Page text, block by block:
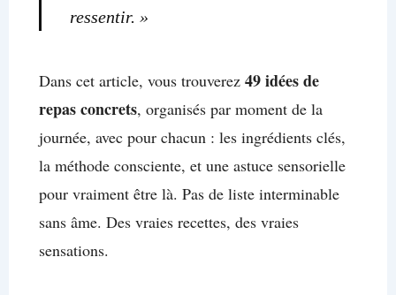
ressentir. »
Dans cet article, vous trouverez 49 idées de
repas concrets, organisés par moment de la
journée, avec pour chacun : les ingrédients clés,
la méthode consciente, et une astuce sensorielle
pour vraiment être là. Pas de liste interminable
sans âme. Des vraies recettes, des vraies
sensations.